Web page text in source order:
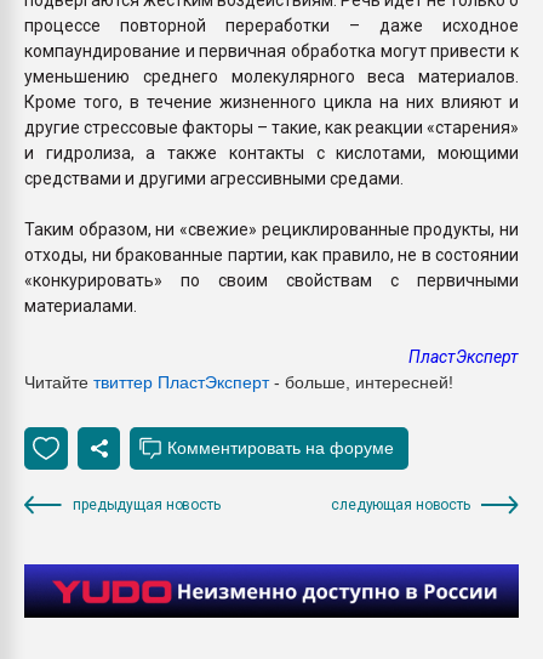
процессе повторной переработки – даже исходное
компаундирование и первичная обработка могут привести к
уменьшению среднего молекулярного веса материалов.
Кроме того, в течение жизненного цикла на них влияют и
другие стрессовые факторы – такие, как реакции «старения»
и гидролиза, а также контакты с кислотами, моющими
средствами и другими агрессивными средами.
Таким образом, ни «свежие» рециклированные продукты, ни
отходы, ни бракованные партии, как правило, не в состоянии
«конкурировать» по своим свойствам с первичными
материалами.
ПластЭксперт
Читайте твиттер ПластЭксперт- больше, интересней!
предыдущая новость следующая новость